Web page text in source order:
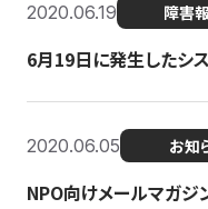
2020.06.19 障害
6月19日に発生したシ
2020.06.05 お知
NPO向けメールマガ